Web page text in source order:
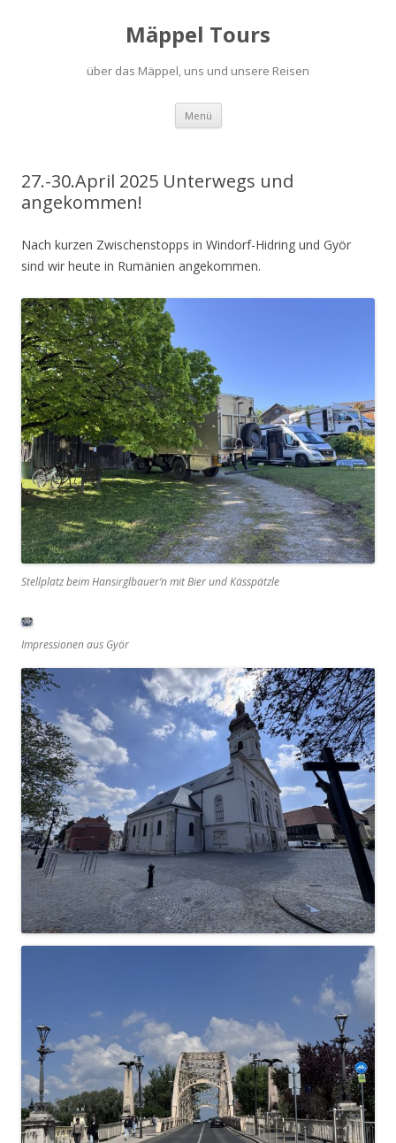
Mäppel Tours
über das Mäppel, uns und unsere Reisen
Menü Zum
springen
27.-30.April 2025 Unterwegs und
angekommen!
Nach kurzen Zwischenstopps in Windorf-Hidring und Györ
sind wir heute in Rumänien angekommen.
Stellplatz beim Hansirglbauer‘n mit Bier und Kässpätzle
Impressionen aus Györ